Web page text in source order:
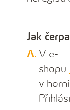
Jak
V e-
shopu
v